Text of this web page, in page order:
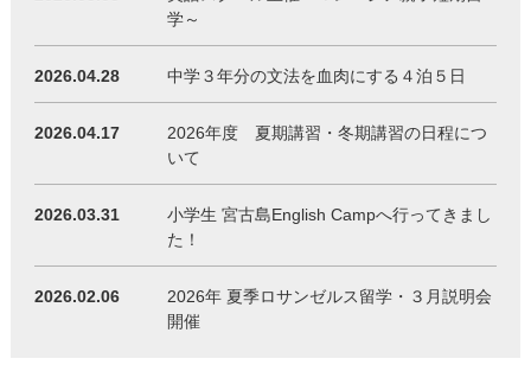
学～
2026.04.28 中学３年分の文法を血肉にする４泊５日
2026.04.17
2026年度 夏期講習・冬期講習の日程につ
いて
2026.03.31
小学生 宮古島English Campへ行ってきまし
た！
2026.02.06
2026年 夏季ロサンゼルス留学・３月説明会
開催